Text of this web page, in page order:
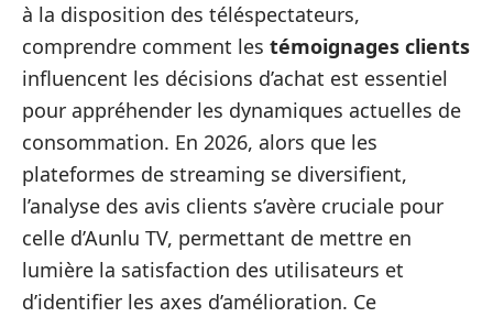
à la disposition des téléspectateurs,
comprendre comment les témoignages clients
influencent les décisions d’achat est essentiel
pour appréhender les dynamiques actuelles de
consommation. En 2026, alors que les
plateformes de streaming se diversifient,
l’analyse des avis clients s’avère cruciale pour
celle d’Aunlu TV, permettant de mettre en
lumière la satisfaction des utilisateurs et
d’identifier les axes d’amélioration. Ce